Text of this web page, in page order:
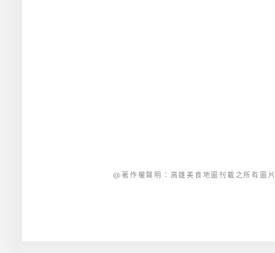
@著作權聲明：高雄美食地圖刊載之所有圖